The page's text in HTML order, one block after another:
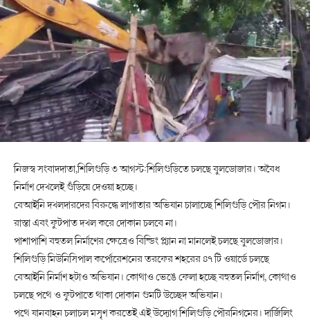
নিজস্ব সংবাদদাতা,শিলিগুড়ি ৩ আগস্ট:শিলিগুড়িতে চলছে বুলডোজার। অবৈধ
নির্মাণ দেখলেই গুঁড়িয়ে দেওয়া হচ্ছে।
বেআইনি দখলদারদের বিরুদ্ধে লাগাতার অভিযান চালাচ্ছে শিলিগুড়ি পৌর নিগম।
রাস্তা এবং ফুটপাত দখল করে দোকান চলবে না।
পাশাপাশি বহুতল নির্মাণের ক্ষেত্রেও বিল্ডিং প্ল্যান না মানলেই চলছে বুলডোজার।
শিলিগুড়ি মিউনিসিপাল কর্পোরেশনের তরফের শহরের ৪৭ টি ওয়ার্ডে চলছে
বেআইনি নির্মাণ হটাও অভিযান। কোথাও ভেঙে ফেলা হচ্ছে বহুতল নির্মাণ, কোথাও
চলছে পথে ও ফুটপাতে থাকা দোকান গুমটি উচ্ছেদ অভিযান।
পথে যানবাহন চলাচল মসৃণ করতেই এই উদ্যোগ শিলিগুড়ি পৌরনিগমের। দার্জিলিং